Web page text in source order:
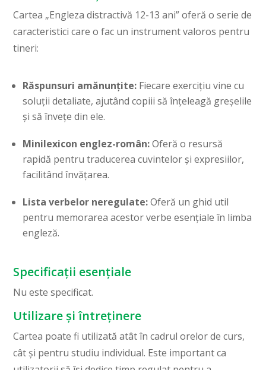
Cartea „Engleza distractivă 12-13 ani” oferă o serie de
caracteristici care o fac un instrument valoros pentru
tineri:
Răspunsuri amănunțite: Fiecare exercițiu vine cu
soluții detaliate, ajutând copiii să înțeleagă greșelile
și să învețe din ele.
Minilexicon englez-român:Oferă o resursă
rapidă pentru traducerea cuvintelor și expresiilor,
facilitând învățarea.
Lista verbelor neregulate:Oferă un ghid util
pentru memorarea acestor verbe esențiale în limba
engleză.
Specificații esențiale
Nu este specificat.
Utilizare și întreținere
Cartea poate fi utilizată atât în cadrul orelor de curs,
cât și pentru studiu individual. Este important ca